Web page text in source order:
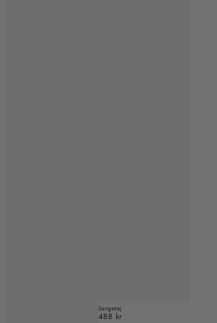
Sengetøj
Almindelig
488 kr